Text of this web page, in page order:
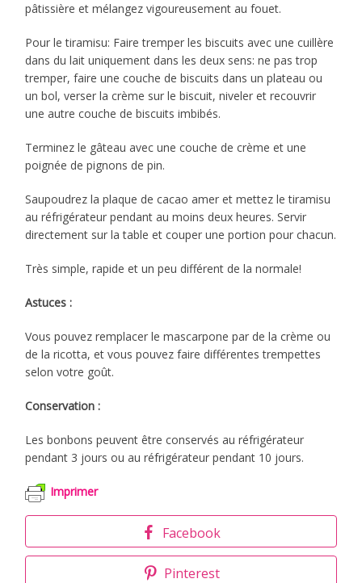
pâtissière et mélangez vigoureusement au fouet.
Pour le tiramisu: Faire tremper les biscuits avec une cuillère
dans du lait uniquement dans les deux sens: ne pas trop
tremper, faire une couche de biscuits dans un plateau ou
un bol, verser la crème sur le biscuit, niveler et recouvrir
une autre couche de biscuits imbibés.
Terminez le gâteau avec une couche de crème et une
poignée de pignons de pin.
Saupoudrez la plaque de cacao amer et mettez le tiramisu
au réfrigérateur pendant au moins deux heures. Servir
directement sur la table et couper une portion pour chacun.
Très simple, rapide et un peu différent de la normale!
Astuces :
Vous pouvez remplacer le mascarpone par de la crème ou
de la ricotta, et vous pouvez faire différentes trempettes
selon votre goût.
Conservation :
Les bonbons peuvent être conservés au réfrigérateur
pendant 3 jours ou au réfrigérateur pendant 10 jours.
Imprimer
Facebook
Pinterest